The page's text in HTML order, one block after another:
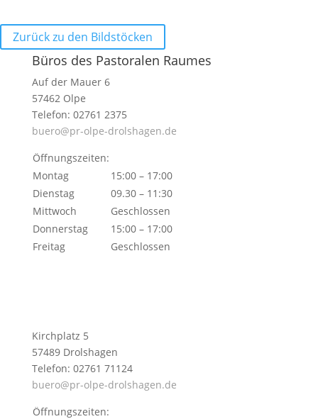
Zurück zu den Bildstöcken
Büros des Pastoralen Raumes
Auf der Mauer 6
57462 Olpe
Telefon: 02761 2375
buero@pr-olpe-drolshagen.de
Öffnungszeiten:
Montag
15:00 – 17:00
Dienstag
09.30 – 11:30
Mittwoch
Geschlossen
Donnerstag
15:00 – 17:00
Freitag
Geschlossen
Kirchplatz 5
57489 Drolshagen
Telefon: 02761 71124
buero@pr-olpe-drolshagen.de
Öffnungszeiten: